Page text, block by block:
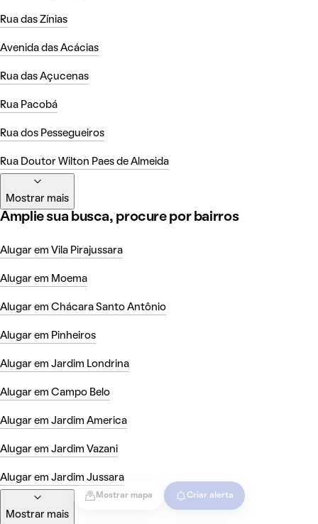
Mostrar mapa Criar alerta
Rua das Zínias
Avenida das Acácias
Rua das Açucenas
Rua Pacobá
Rua dos Pessegueiros
Rua Doutor Wilton Paes de Almeida
Mostrar mais
Amplie sua busca, procure por bairros
Alugar em Vila Pirajussara
Alugar em Moema
Alugar em Chácara Santo Antônio
Alugar em Pinheiros
Alugar em Jardim Londrina
Alugar em Campo Belo
Alugar em Jardim America
Alugar em Jardim Vazani
Alugar em Jardim Jussara
Mostrar mais